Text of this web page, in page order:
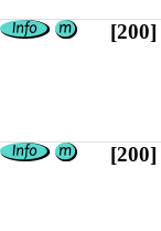
[200]
[200]